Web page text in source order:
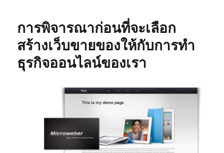
การพิจารณาก่อนที่จะเลือก
สร้างเว็บขายของให้กับการทำ
ธุรกิจออนไลน์ของเรา